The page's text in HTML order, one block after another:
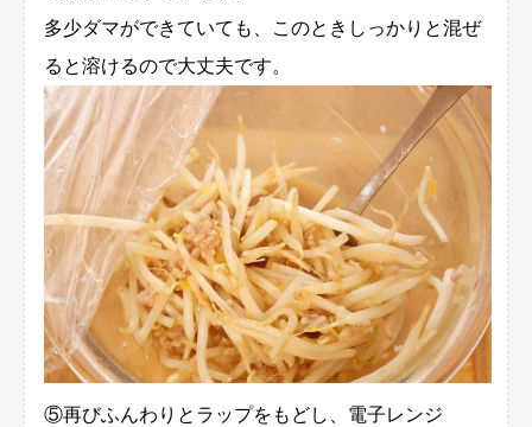
多少ダマができていても、このときしっかりと混ぜ
ると溶けるので大丈夫です。
⑤再びふんわりとラップをもどし、電子レンジ